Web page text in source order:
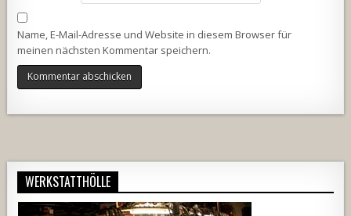
Name, E-Mail-Adresse und Website in diesem Browser für
meinen nächsten Kommentar speichern.
WERKSTATTHÖLLE